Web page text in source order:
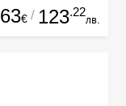
63€ / 123.22
лв.